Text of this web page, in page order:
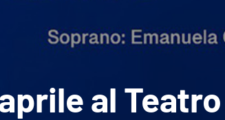
al Teatro